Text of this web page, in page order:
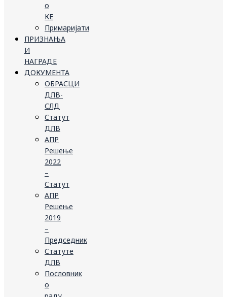
о
КЕ
Примаријати
ПРИЗНАЊА
И
НАГРАДЕ
ДОКУМЕНТА
ОБРАСЦИ
ДЛВ-
СЛД
Статут
ДЛВ
АПР
Решење
2022
–
Статут
АПР
Решење
2019
–
Председник
Статуте
ДЛВ
Пословник
о